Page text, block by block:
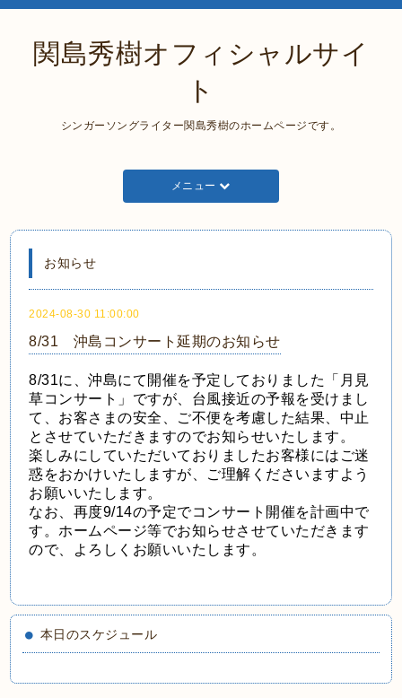
関島秀樹オフィシャルサイ
ト
シンガーソングライター関島秀樹のホームページです。
メニュー
お知らせ
2024-08-30 11:00:00
8/31 沖島コンサート延期のお知らせ
8/31に、沖島にて開催を予定しておりました「月見
草コンサート」ですが、台風接近の予報を受けまし
て、お客さまの安全、ご不便を考慮した結果、中止
とさせていただきますのでお知らせいたします。
楽しみにしていただいておりましたお客様にはご迷
惑をおかけいたしますが、ご理解くださいますよう
お願いいたします。
なお、再度9/14の予定でコンサート開催を計画中で
す。ホームページ等でお知らせさせていただきます
ので、よろしくお願いいたします。
本日のスケジュール